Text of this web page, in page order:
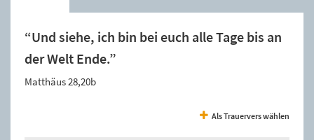
“Und siehe, ich bin bei euch alle Tage bis an
der Welt Ende.”
Matthäus 28,20b
Als Trauervers wählen